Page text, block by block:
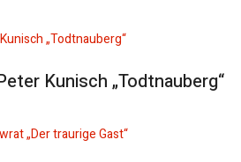
Kunisch „Todtnauberg“